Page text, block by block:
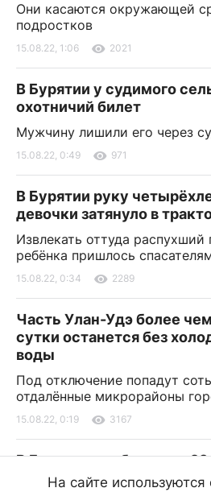
Они касаются окружающей
подростков
15.08.22, 1:06 2021
В Бурятии у судимого
охотничий билет
Мужчину лишили его через
15.08.22, 0:49 971
В Бурятии руку
девочки затянуло в
Извлекать оттуда распухший
ребёнка пришлось
15.08.22, 0:34 2289
Часть Улан-Удэ более
сутки останется без
воды
Под отключение попадут
отдалённые микрорайоны
15.08.22, 0:19 3167
В Бурятии пообещали +29
градусов
На сайте